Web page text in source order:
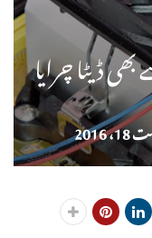
ڈیٹا چرایا
2016